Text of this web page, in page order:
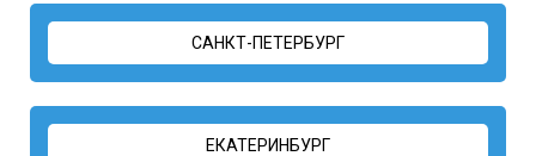
САНКТ-ПЕТЕРБУРГ
ЕКАТЕРИНБУРГ